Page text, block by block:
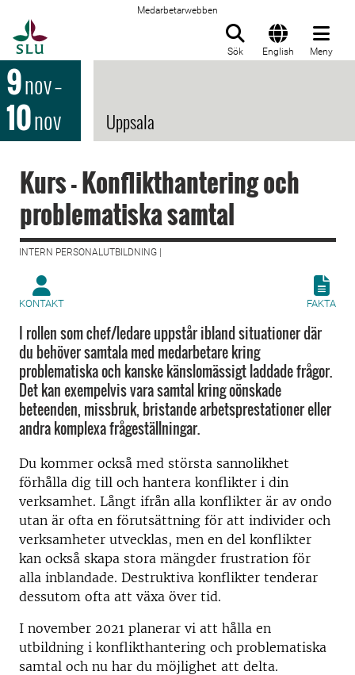
Medarbetarwebben
Sök English Meny
9nov–
10nov Uppsala
Kurs - Konflikthantering och
problematiska samtal
INTERN PERSONALUTBILDNING |
KONTAKT FAKTA
I rollen som chef/ledare uppstår ibland situationer där
du behöver samtala med medarbetare kring
problematiska och kanske känslomässigt laddade frågor.
Det kan exempelvis vara samtal kring oönskade
beteenden, missbruk, bristande arbetsprestationer eller
andra komplexa frågeställningar.
Du kommer också med största sannolikhet
förhålla dig till och hantera konflikter i din
verksamhet. Långt ifrån alla konflikter är av ondo
utan är ofta en förutsättning för att individer och
verksamheter utvecklas, men en del konflikter
kan också skapa stora mängder frustration för
alla inblandade. Destruktiva konflikter tenderar
dessutom ofta att växa över tid.
I november 2021 planerar vi att hålla en
utbildning i konflikthantering och problematiska
samtal och nu har du möjlighet att delta.